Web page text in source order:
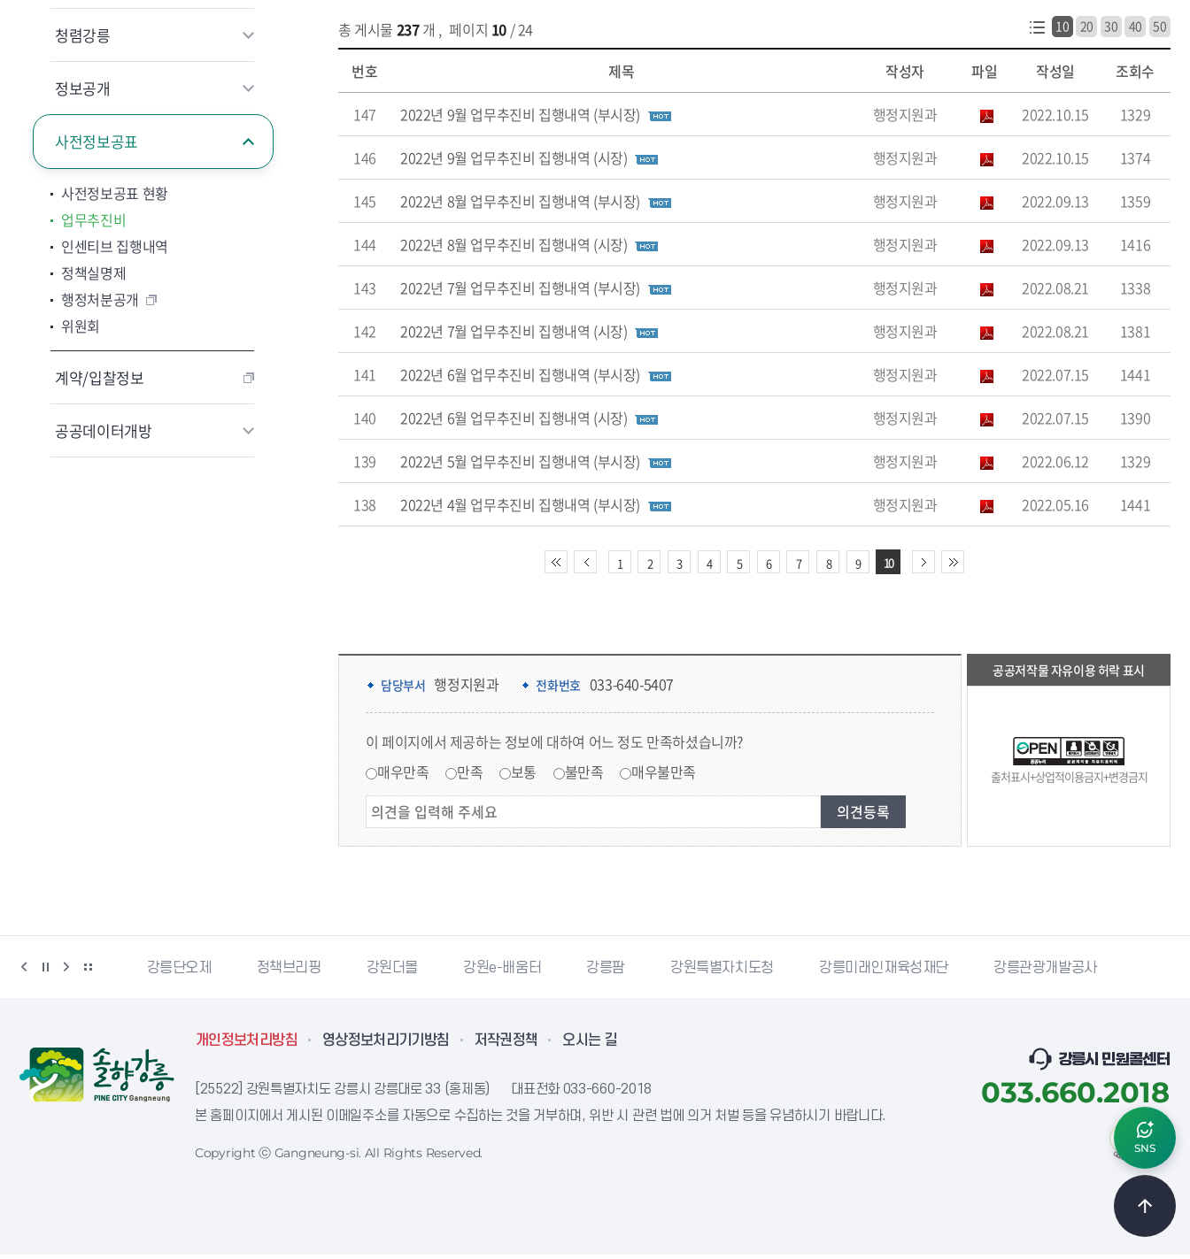
청렴강릉
정보공개
사전정보공표
사전정보공표 현황
업무추진비
인센티브 집행내역
정책실명제
행정처분공개
위원회
계약/입찰정보
공공데이터개방
총 게시물 237개 , 페이지 10 / 24 10 20 30 40 50
번호 제목 작성자 파일 작성일 조회수
147 2022년 9월 업무추진비 집행내역 (부시장) 행정지원과 2022.10.15 1329
146 2022년 9월 업무추진비 집행내역 (시장) 행정지원과 2022.10.15 1374
145 2022년 8월 업무추진비 집행내역 (부시장) 행정지원과 2022.09.13 1359
144 2022년 8월 업무추진비 집행내역 (시장) 행정지원과 2022.09.13 1416
143 2022년 7월 업무추진비 집행내역 (부시장) 행정지원과 2022.08.21 1338
142 2022년 7월 업무추진비 집행내역 (시장) 행정지원과 2022.08.21 1381
141 2022년 6월 업무추진비 집행내역 (부시장) 행정지원과 2022.07.15 1441
140 2022년 6월 업무추진비 집행내역 (시장) 행정지원과 2022.07.15 1390
139 2022년 5월 업무추진비 집행내역 (부시장) 행정지원과 2022.06.12 1329
138 2022년 4월 업무추진비 집행내역 (부시장) 행정지원과 2022.05.16 1441
1 2 3 4 5 6 7 8 9 10
담당부서 행정지원과 전화번호 033-640-5407
이 페이지에서 제공하는 정보에 대하여 어느 정도 만족하셨습니까?
매우만족
만족 보통 불만족 매우불만족
공공저작물 자유이용 허락 표시
출처표시+상업적이용금지+변경금지
강릉생태관광 강릉단오제 정책브리핑 강원더몰 강원e-배움터 강릉팜 강원특별자치도청 강릉미래인재육성재단 강릉관광개발공사
개인정보처리방침 영상정보처리기기방침 저작권정책 오시는 길
[25522] 강원특별자치도 강릉시 강릉대로 33 (홍제동) 대표전화 033-660-2018
본 홈페이지에서 게시된 이메일주소를 자동으로 수집하는 것을 거부하며, 위반 시 관련 법에 의거 처벌 등을 유념하시기 바랍니다.
Copyright ⓒ Gangneung-si. All Rights Reserved.
강릉시 민원콜센터
033.660.2018
SNS